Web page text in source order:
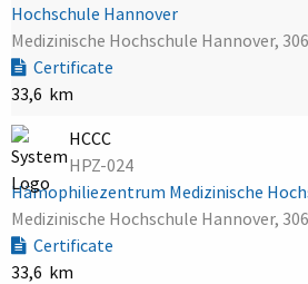
Hochschule Hannover
Medizinische Hochschule Hannover,
Certificate
33,6 km
HCCC
HPZ-024
Hämophiliezentrum Medizinische
Medizinische Hochschule Hannover,
Certificate
33,6 km